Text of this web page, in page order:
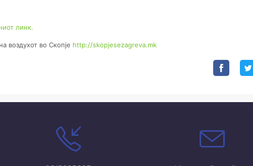
линк.
воздухот во Скопје http://skopjesezagreva.mk